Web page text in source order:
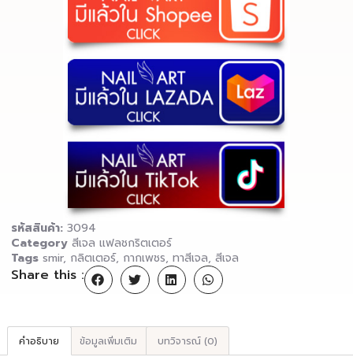
รหัสสินค้า: 3094
Category สีเจล แฟลชกริตเตอร์
Tags smir, กลิตเตอร์, กากเพชร, ทาสีเจล, สีเจล
Share this :
คำอธิบาย ข้อมูลเพิ่มเติม บทวิจารณ์ (0)